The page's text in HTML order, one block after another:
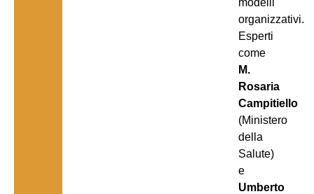
organizzativi.
Esperti
come
M.
Rosaria
Campitiello
(Ministero
della
Salute)
e
Umberto